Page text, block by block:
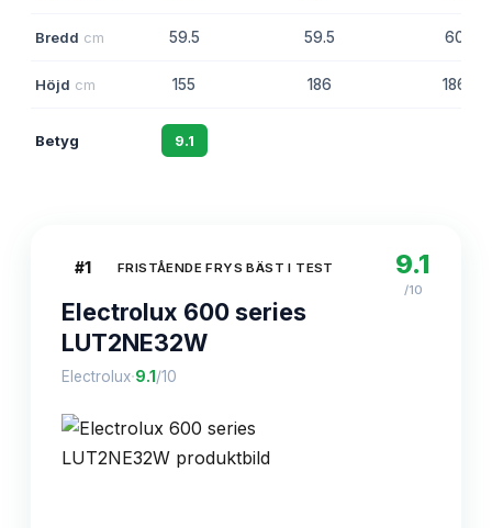
Bredd cm 59.5 59.5 60
Höjd cm 155 186 186
Betyg 9.1
#1 FRISTÅENDE FRYS BÄST I TEST
Electrolux 600 series
LUT2NE32W
Electrolux·9.1 /10
9.1
/10